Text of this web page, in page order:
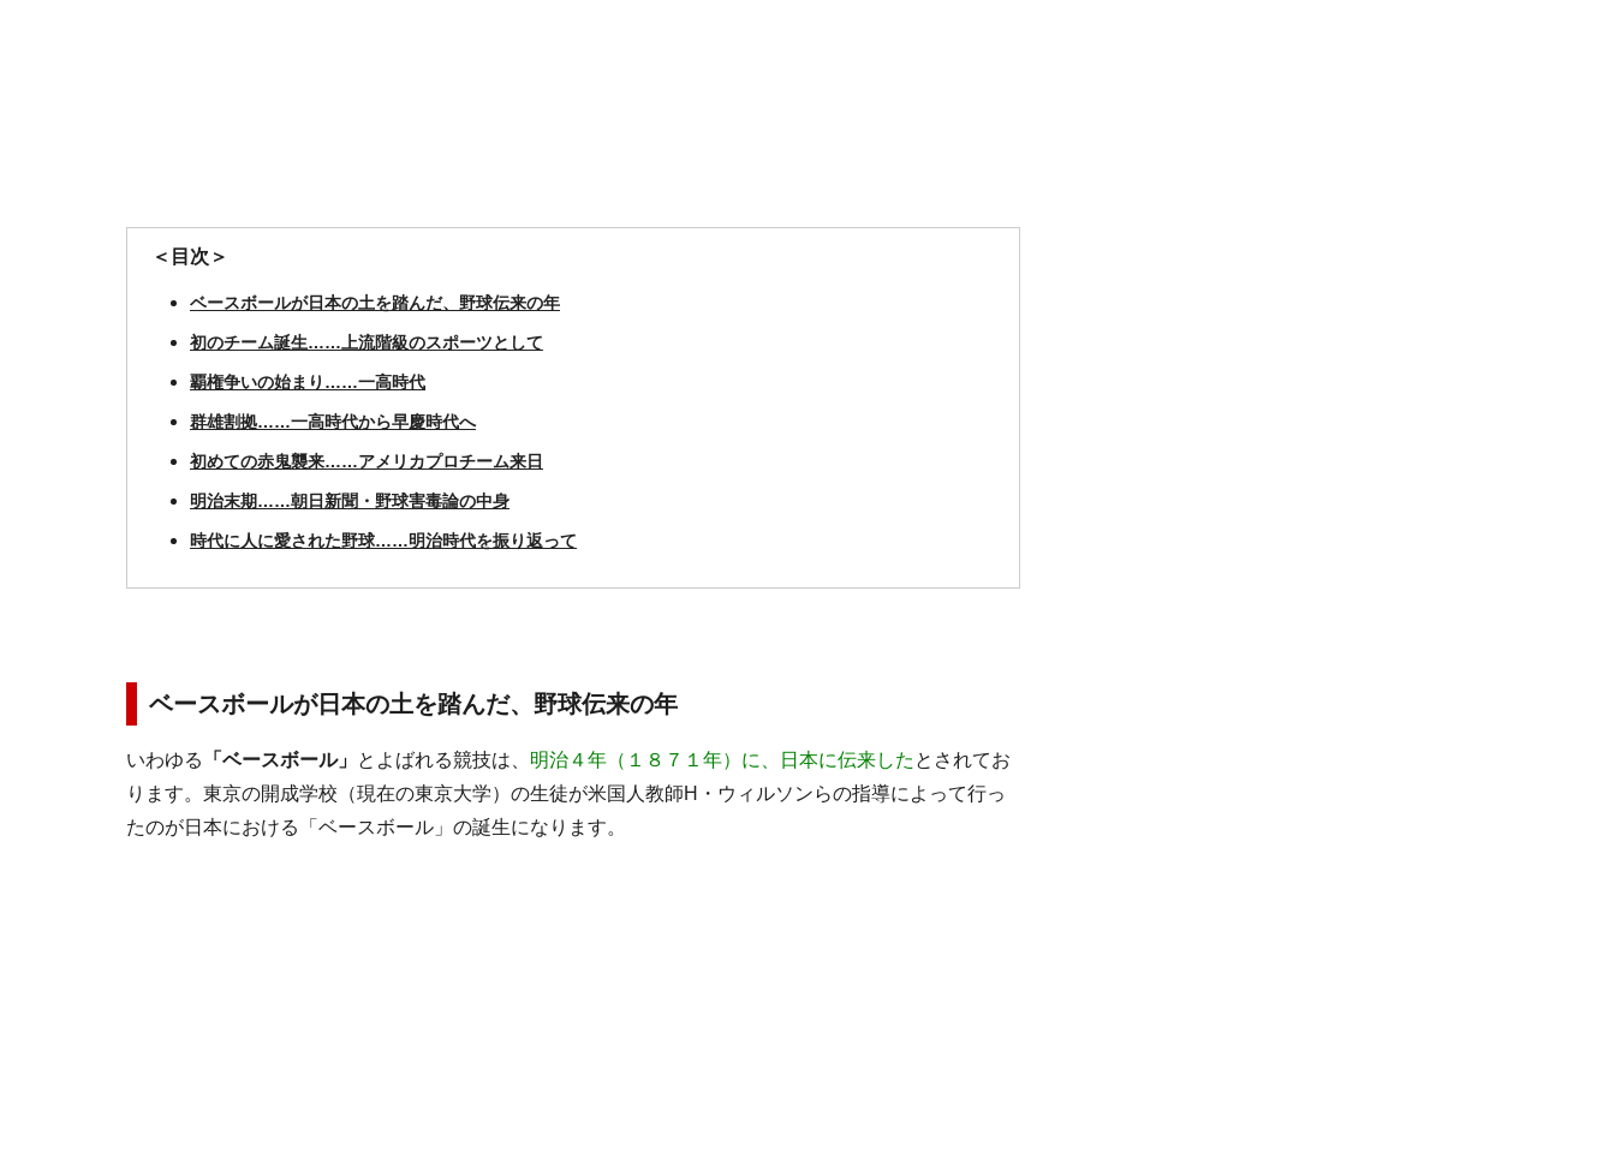
＜目次＞
ベースボールが日本の土を踏んだ、野球伝来の年
初のチーム誕生……上流階級のスポーツとして
覇権争いの始まり……一高時代
群雄割拠……一高時代から早慶時代へ
初めての赤鬼襲来……アメリカプロチーム来日
明治末期……朝日新聞・野球害毒論の中身
時代に人に愛された野球……明治時代を振り返って
ベースボールが日本の土を踏んだ、野球伝来の年
いわゆる 「ベースボール」 とよばれる競技は、 明治４年（１８７１年）に、日本に伝来した とされてお
ります。東京の開成学校（現在の東京大学）の生徒が米国人教師H・ウィルソンらの指導によって行っ
たのが日本における「ベースボール」の誕生になります。